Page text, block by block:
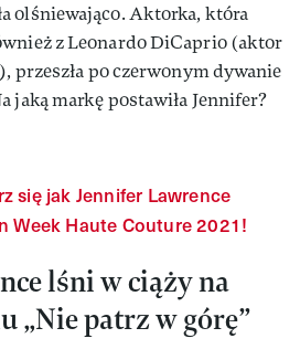
olśniewająco. Aktorka, która
z Leonardo DiCaprio (aktor
po czerwonym dywanie
jaką markę postawiła Jennifer?
się jak Jennifer Lawrence
Week Haute Couture 2021!
lśni w ciąży na
„Nie patrz w górę”